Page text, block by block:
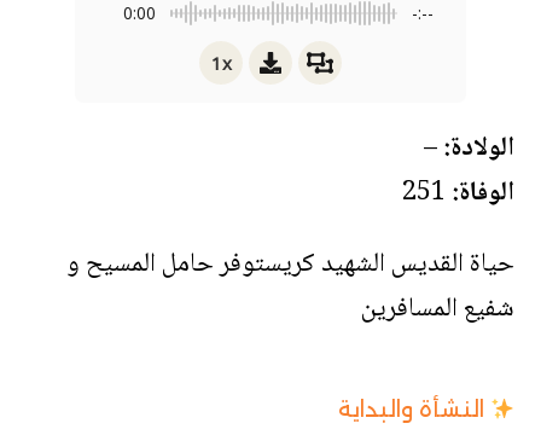
0:00 -:--
1x
الولادة:–
الوفاة:
حياة القديس الشهيد كريستوفر حامل المسيح و
شفيع المسافرين
النشأة والبداية